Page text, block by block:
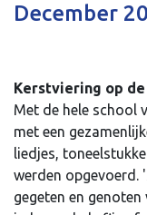
December
Kerstviering op de
Met de hele school
met een
liedjes,
werden opgevoerd.
gegeten en